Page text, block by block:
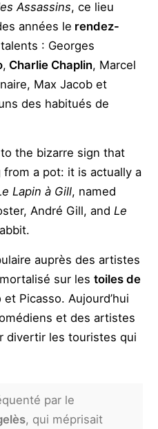
Assassins, ce lieu
années le rendez-
: Georges
, Charlie Chaplin, Marcel
Max Jacob et
des habitués de
the bizarre sign that
a pot: it is actually a
Lapin à Gill, named
André Gill, andLe
auprès des artistes
sur lestoiles de
et Picasso. Aujourd’hui
et des artistes
divertir les touristes qui
par le
, qui méprisait